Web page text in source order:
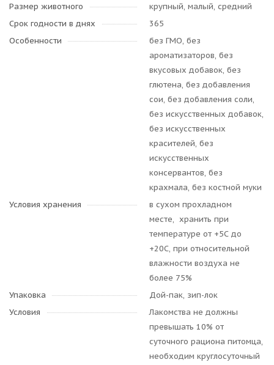
Размер животного
крупный, малый, средний
Срок годности в днях
365
Особенности
без ГМО, без
ароматизаторов, без
вкусовых добавок, без
глютена, без добавления
сои, без добавления соли,
без искусственных добавок,
без искусственных
красителей, без
искусственных
консервантов, без
крахмала, без костной муки
Условия хранения
в сухом прохладном
месте, хранить при
температуре от +5С до
+20С, при относительной
влажности воздуха не
более 75%
Упаковка
Дой-пак, зип-лок
Условия
Лакомства не должны
превышать 10% от
суточного рациона питомца,
необходим круглосуточный